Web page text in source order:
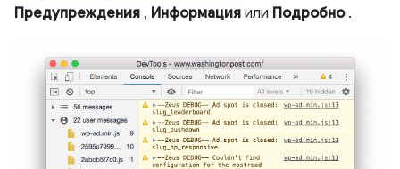
Предупреждения , Информация или Подробно.